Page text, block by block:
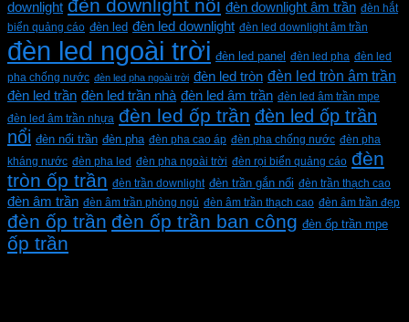
downlight đèn downlight nổi đèn downlight âm trần đèn hắt
biển quảng cáo đèn led đèn led downlight đèn led downlight âm trần
đèn led ngoài trời đèn led panel đèn led pha đèn led
pha chống nước đèn led pha ngoài trời đèn led tròn đèn led tròn âm trần
đèn led trần đèn led trần nhà đèn led âm trần đèn led âm trần mpe
đèn led âm trần nhựa đèn led ốp trần đèn led ốp trần
nổi đèn nổi trần đèn pha đèn pha cao áp đèn pha chống nước đèn pha
kháng nước đèn pha led đèn pha ngoài trời đèn rọi biển quảng cáo đèn
tròn ốp trần đèn trần downlight đèn trần gắn nổi đèn trần thạch cao
đèn âm trần đèn âm trần phòng ngủ đèn âm trần thạch cao đèn âm trần đẹp
đèn ốp trần đèn ốp trần ban công đèn ốp trần mpe
ốp trần